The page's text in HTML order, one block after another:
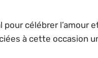
célébrer l’amour
à cette occasion